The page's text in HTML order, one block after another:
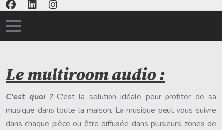
Mobile Menu Toggle
Le multiroom audio :
C'est quoi ?C'est la solution idéale pour profiter de sa
musique dans toute la maison. La musique peut vous suivre
dans chaque pièce ou être diffusée dans plusieurs zones de